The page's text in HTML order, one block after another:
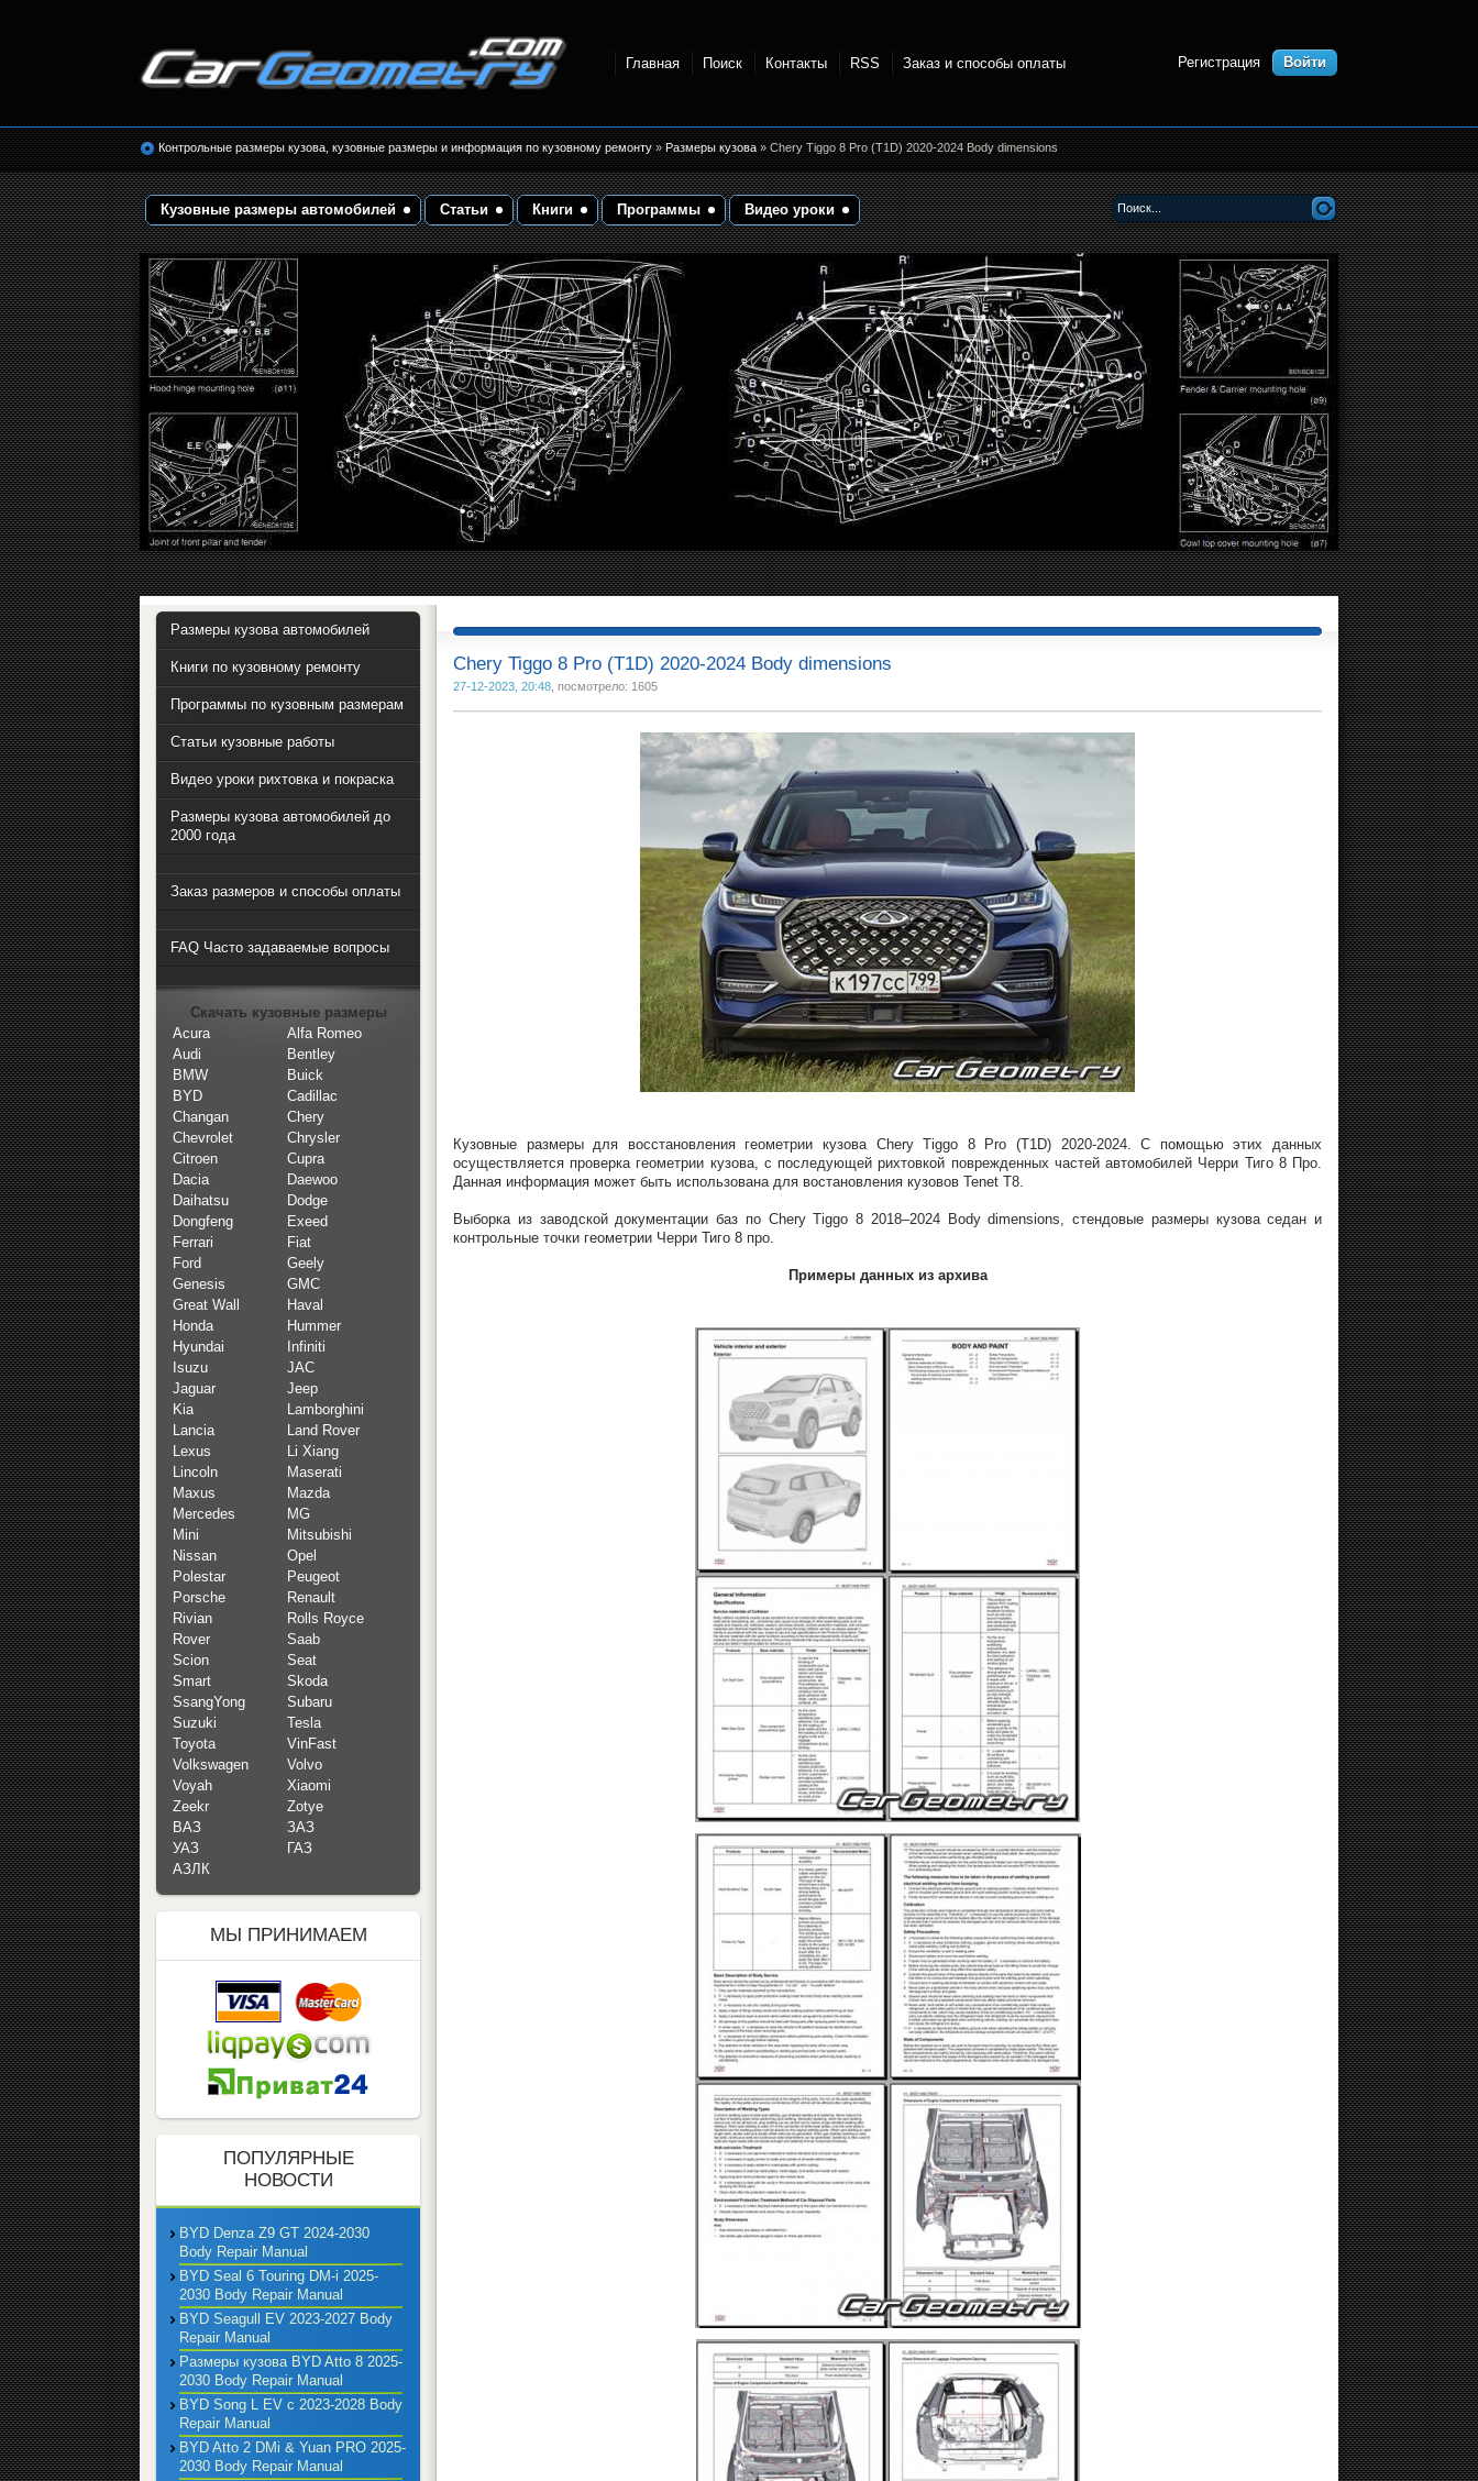
кузовные размеры. Геометрия кузова
Главная Поиск Контакты RSS Заказ и способы оплаты Регистрация Войти
Контрольные размеры кузова, кузовные размеры и информация по кузовному ремонту»Размеры кузова» Chery Tiggo 8 Pro (T1D) 2020-2024 Body dimensions
Кузовные размеры автомобилей Статьи Книги Программы Видео уроки
Chery Tiggo 8 Pro (T1D) 2020-2024 Body dimensions
27-12-2023, 20:48, посмотрело: 1605
Кузовные размеры для восстановления геометрии кузова Chery Tiggo 8 Pro (T1D) 2020-2024. С помощью этих данных
осуществляется проверка геометрии кузова, с последующей рихтовкой поврежденных частей автомобилей Черри Тиго 8 Про.
Данная информация может быть использована для востановления кузовов Tenet T8.
Выборка из заводской документации баз по Chery Tiggo 8 2018–2024 Body dimensions, стендовые размеры кузова седан и
контрольные точки геометрии Черри Тиго 8 про.
Примеры данных из архива
Размеры кузова автомобилей
Книги по кузовному ремонту
Программы по кузовным размерам
Статьи кузовные работы
Видео уроки рихтовка и покраска
Размеры кузова автомобилей до
2000 года
Заказ размеров и способы оплаты
FAQ Часто задаваемые вопросы
Скачать кузовные размеры
Acura
Alfa Romeo
Audi
Bentley
BMW
Buick
BYD
Cadillac
Changan
Chery
Chevrolet
Chrysler
Citroen
Cupra
Dacia
Daewoo
Daihatsu
Dodge
Dongfeng
Exeed
Ferrari
Fiat
Ford
Geely
Genesis
GMC
Great Wall
Haval
Honda
Hummer
Hyundai
Infiniti
Isuzu
JAC
Jaguar
Jeep
Kia
Lamborghini
Lancia
Land Rover
Lexus
Li Xiang
Lincoln
Maserati
Maxus
Mazda
Mercedes
MG
Mini
Mitsubishi
Nissan
Opel
Polestar
Peugeot
Porsche
Renault
Rivian
Rolls Royce
Rover
Saab
Scion
Seat
Smart
Skoda
SsangYong
Subaru
Suzuki
Tesla
Toyota
VinFast
Volkswagen
Volvo
Voyah
Xiaomi
Zeekr
Zotye
ВАЗ
ЗАЗ
УАЗ
ГАЗ
АЗЛК
МЫ ПРИНИМАЕМ
ПОПУЛЯРНЫЕ
НОВОСТИ
BYD Denza Z9 GT 2024-2030
Body Repair Manual
BYD Seal 6 Touring DM-i 2025-
2030 Body Repair Manual
BYD Seagull EV 2023-2027 Body
Repair Manual
Размеры кузова BYD Atto 8 2025-
2030 Body Repair Manual
BYD Song L EV с 2023-2028 Body
Repair Manual
BYD Atto 2 DMi & Yuan PRO 2025-
2030 Body Repair Manual